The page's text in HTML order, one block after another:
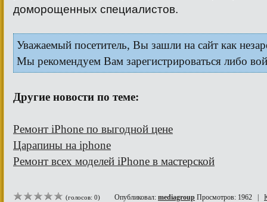
доморощенных специалистов.
Уважаемый посетитель, Вы зашли на сайт как
Мы рекомендуем Вам зарегистрироваться либо
Другие новости по теме:
Ремонт iPhone по выгодной цене
Царапины на iphone
Ремонт всех моделей iPhone в мастерской
(голосов: 0) Опубликовал: mediagroup Просмотров: 1962 |